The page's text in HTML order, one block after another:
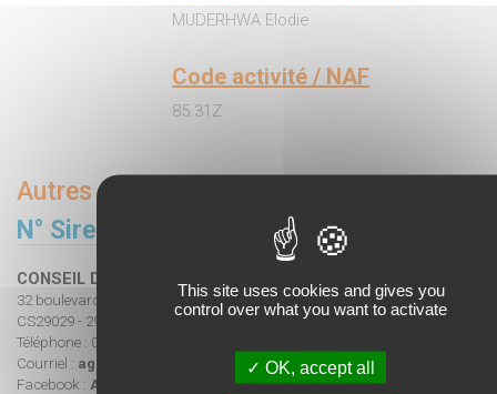
MUDERHWA Elodie
Code activité / NAF
85.31Z
Autres renseignements
N° Siret
19291089100014
CONSEIL DÉPARTEMENTAL DU FINISTÈRE
32 boulevard Dupleix
CS29029 - 29196 Quimper Cedex
Téléphone : 02 98 76 20 30
Courriel : agrilocal29@finistere.fr
Facebook : Agrilocal29
This site uses cookies and gives you
control over what you want to activate
OK, accept all